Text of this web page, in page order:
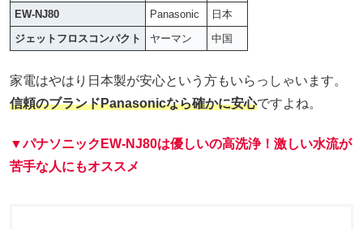
EW-NJ80
Panasonic
日本
ジェットフロスコンパクト
ヤーマン 中国
家電はやはり日本製が安心という方もいらっしゃいます。
信頼のブランドPanasonicなら確かに安心ですよね。
▼パナソニック EW-NJ80は優しいの高洗浄！激しい水流が
苦手な人にもオススメ